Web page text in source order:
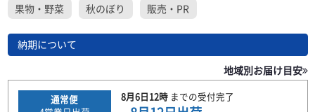
果物・野菜 秋のぼり 販売・PR
納期について
地域別お届け目安
通常便
8月6日12時までの受付完了